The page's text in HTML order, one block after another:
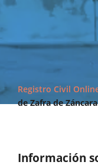
Registro Civil
de Zafra de Záncara
Información